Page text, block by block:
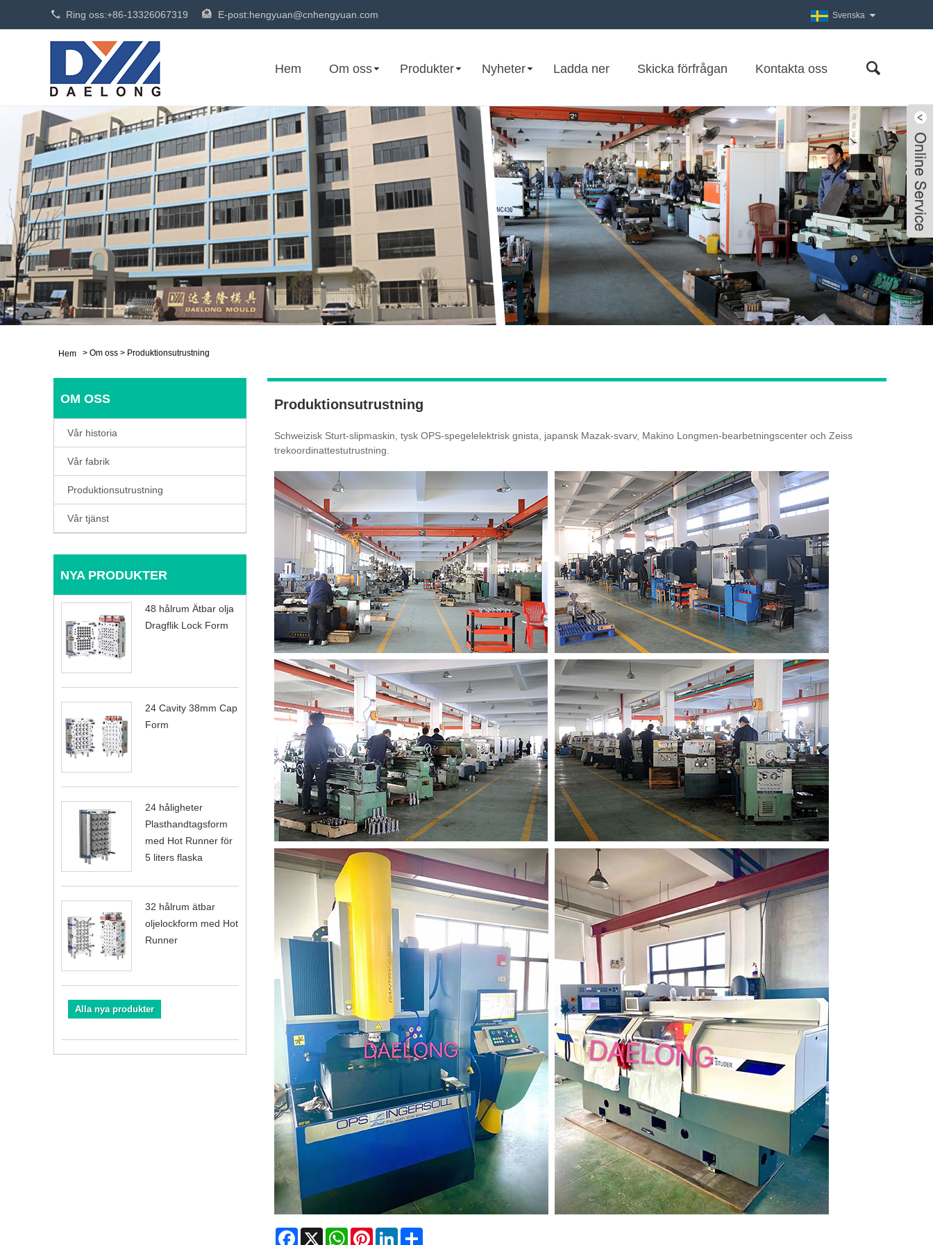
Ring oss:+86-13326067319 E-post:hengyuan@cnhengyuan.com Svenska
Hem Om oss Produkter Nyheter Ladda ner Skicka förfrågan Kontakta oss
Hem > Om oss > Produktionsutrustning
OM OSS
Vår historia
Vår fabrik
Produktionsutrustning
Vår tjänst
NYA PRODUKTER
48 hålrum Ätbar olja
Dragflik Lock Form
24 Cavity 38mm Cap
Form
24 håligheter
Plasthandtagsform
med Hot Runner för
5 liters flaska
32 hålrum ätbar
oljelockform med Hot
Runner
Alla nya produkter
Produktionsutrustning
Schweizisk Sturt-slipmaskin, tysk OPS-spegelelektrisk gnista, japansk Mazak-svarv, Makino Longmen-bearbetningscenter och Zeiss
trekoordinattestutrustning.
Facebook
X WhatsAppPinterestLinkedInShare